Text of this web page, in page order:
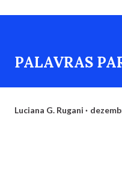
PALAVRAS
Luciana G. Rugani